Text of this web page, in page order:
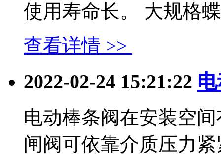
使用寿命长。 大规格
查看详情 >>
2022-02-24 15:21:22
电动棒条阀在安装空
闸阀可依靠介质压力